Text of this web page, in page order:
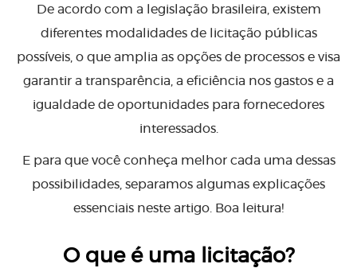
De acordo com a legislação brasileira, existem
diferentes modalidades de licitação públicas
possíveis, o que amplia as opções de processos e visa
garantir a transparência, a eficiência nos gastos e a
igualdade de oportunidades para fornecedores
interessados.
E para que você conheça melhor cada uma dessas
possibilidades, separamos algumas explicações
essenciais neste artigo. Boa leitura!
O que é uma licitação?